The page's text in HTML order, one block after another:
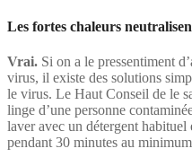
Les fortes chaleurs
Vrai. Si on a le pressentiment
virus, il existe des solutions
le virus. Le Haut Conseil de le
linge d’une personne
laver avec un détergent
pendant 30 minutes au